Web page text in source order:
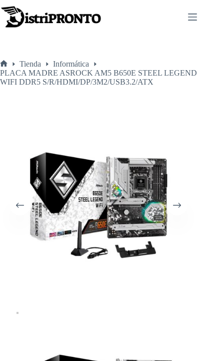
al
contenido
Inicio
Tienda
Informática
PLACA MADRE ASROCK AM5 B650E STEEL LEGEND
WIFI DDR5 S/R/HDMI/DP/3M2/USB3.2/ATX